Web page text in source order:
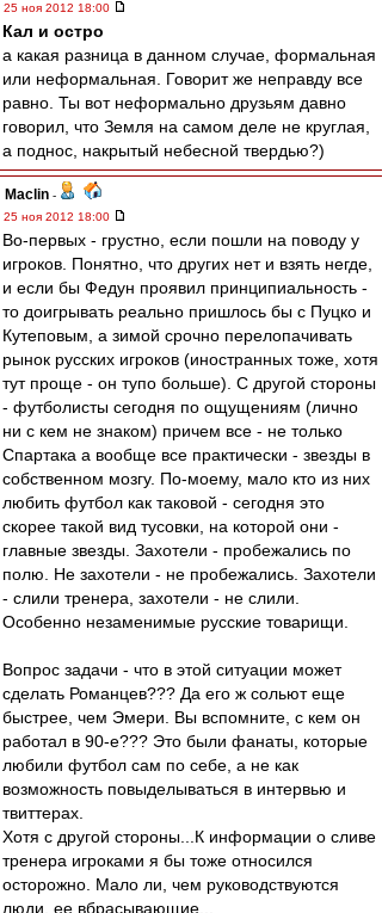
25 ноя 2012 18:00
Кал и остро
а какая разница в данном случае, формальная
или неформальная. Говорит же неправду все
равно. Ты вот неформально друзьям давно
говорил, что Земля на самом деле не круглая,
а поднос, накрытый небесной твердью?)
Maclin -
25 ноя 2012 18:00
Во-первых - грустно, если пошли на поводу у
игроков. Понятно, что других нет и взять негде,
и если бы Федун проявил принципиальность -
то доигрывать реально пришлось бы с Пуцко и
Кутеповым, а зимой срочно перелопачивать
рынок русских игроков (иностранных тоже, хотя
тут проще - он тупо больше). С другой стороны
- футболисты сегодня по ощущениям (лично
ни с кем не знаком) причем все - не только
Спартака а вообще все практически - звезды в
собственном мозгу. По-моему, мало кто из них
любить футбол как таковой - сегодня это
скорее такой вид тусовки, на которой они -
главные звезды. Захотели - пробежались по
полю. Не захотели - не пробежались. Захотели
- слили тренера, захотели - не слили.
Особенно незаменимые русские товарищи.
Вопрос задачи - что в этой ситуации может
сделать Романцев??? Да его ж сольют еще
быстрее, чем Эмери. Вы вспомните, с кем он
работал в 90-е??? Это были фанаты, которые
любили футбол сам по себе, а не как
возможность повыделываться в интервью и
твиттерах.
Хотя с другой стороны...К информации о сливе
тренера игроками я бы тоже относился
осторожно. Мало ли, чем руководствуются
люди, ее вбрасывающие...